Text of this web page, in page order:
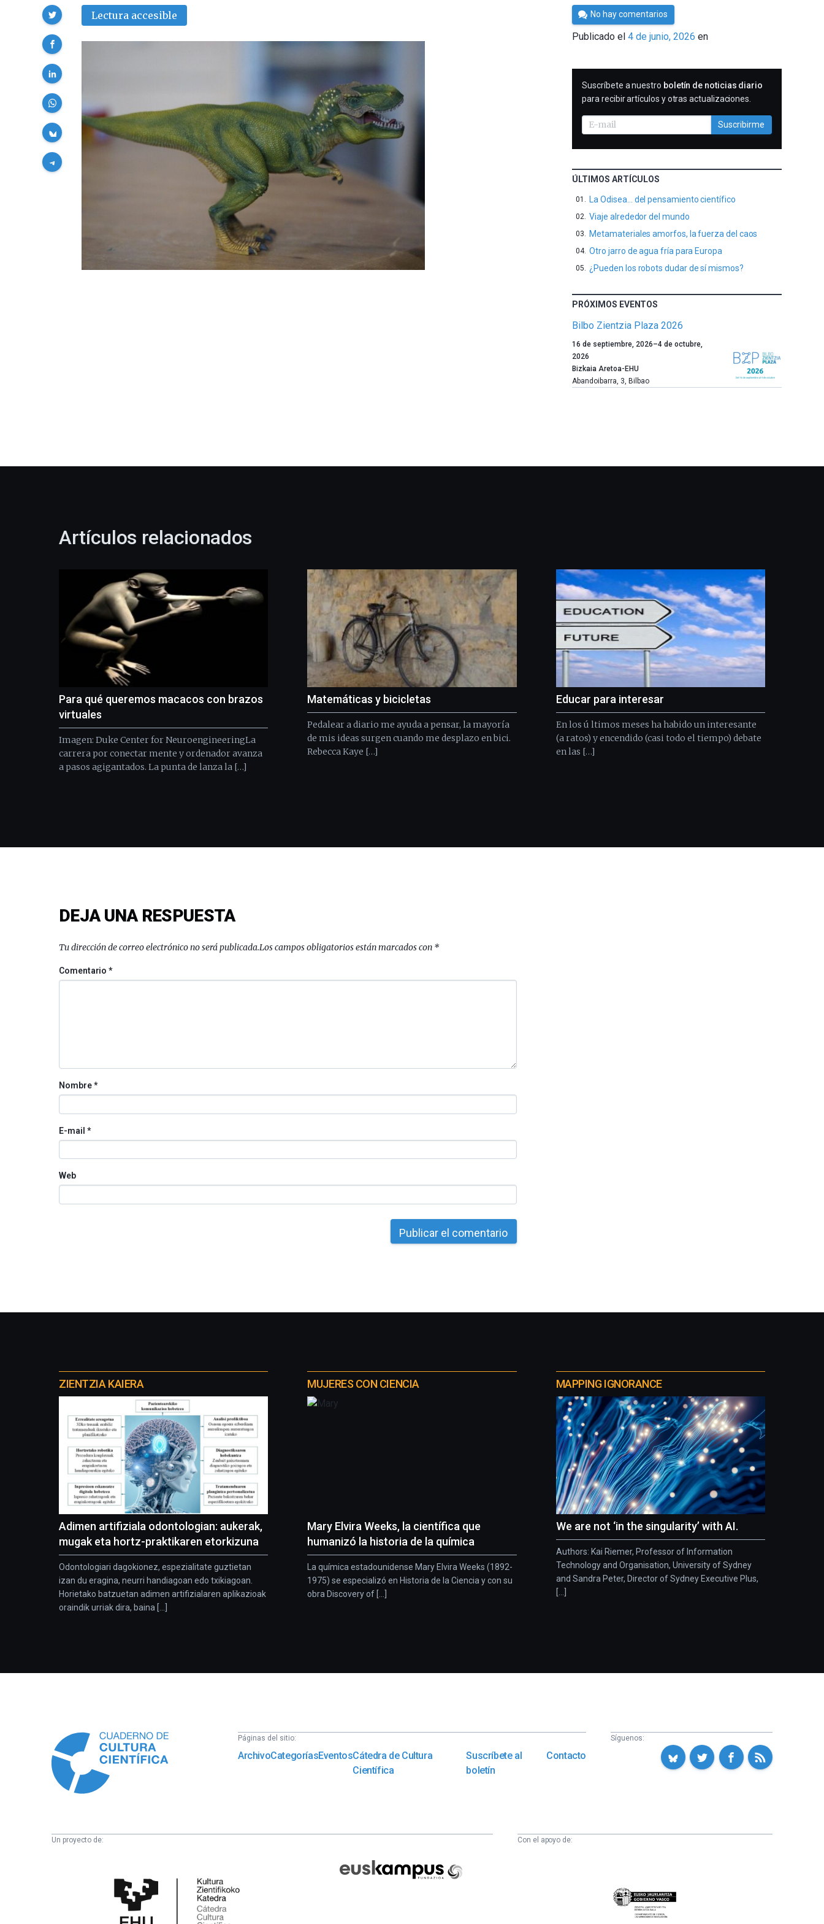
Lectura accesible
Compartir
Por
César
Tomé
No hay comentarios
Publicado el4 de junio, 2026 en
SUSCRIBIRME
Suscríbete a nuestro boletín de noticias diario
para recibir artículos y otras actualizaciones.
Suscribirme
ÚLTIMOS ARTÍCULOS
La Odisea… del pensamiento científico
Viaje alrededor del mundo
Metamateriales amorfos, la fuerza del caos
Otro jarro de agua fría para Europa
¿Pueden los robots dudar de sí mismos?
PRÓXIMOS EVENTOS
Bilbo Zientzia Plaza 2026
Un
año
más,
Bilbao
la
Plaza
(BZP),
un
festival
que
llenará
la
ciudad
de
monólogos,
exposiciones,
conferencias,
docufórums
y
espectáculos
4
16 de septiembre, 2026–4 de octubre,
2026
Bizkaia Aretoa-EHU
Abandoibarra, 3, Bilbao
Artículos relacionados
Para qué queremos macacos con brazos
virtuales
Imagen: Duke Center for NeuroengineeringLa
carrera por conectar mente y ordenador avanza
a pasos agigantados. La punta de lanza la […]
Matemáticas y bicicletas
Pedalear a diario me ayuda a pensar, la mayoría
de mis ideas surgen cuando me desplazo en bici.
Rebecca Kaye […]
Educar para interesar
En los ú ltimos meses ha habido un interesante
(a ratos) y encendido (casi todo el tiempo) debate
en las […]
DEJA UNA RESPUESTA
Tu dirección de correo electrónico no será publicada.Los campos obligatorios están marcados con *
Comentario*
Nombre*
E-mail *
Web
proyectos
ZIENTZIA KAIERA
Adimen artifiziala odontologian: aukerak,
mugak eta hortz-praktikaren etorkizuna
Odontologiari dagokionez, espezialitate guztietan
izan du eragina, neurri handiagoan edo txikiagoan.
Horietako batzuetan adimen artifizialaren aplikazioak
oraindik urriak dira, baina [...]
MUJERES CON CIENCIA
Mary Elvira Weeks, la científica que
humanizó la historia de la química
La química estadounidense Mary Elvira Weeks (1892-
1975) se especializó en Historia de la Ciencia y con su
obra Discovery of [...]
MAPPING IGNORANCE
We are not ‘in the singularity’ with AI.
Authors: Kai Riemer, Professor of Information
Technology and Organisation, University of Sydney
and Sandra Peter, Director of Sydney Executive Plus,
[...]
Páginas del sitio:
ArchivoCategoríasEventosCátedra de Cultura
Científica
Suscríbete al
boletín
Contacto
Síguenos:
Un proyecto de:
Científica
Fundazioa
Con el apoyo de:
Eusko
Jaurlaritza